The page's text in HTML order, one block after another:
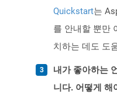
Quickstart는
를 안내할 뿐만
치하는 데도 도
내가 좋아하는
니다. 어떻게 해